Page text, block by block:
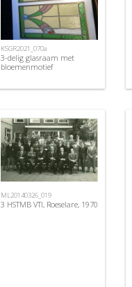
KSGR2021_070a
3-delig glasraam met
bloemenmotief
ML20140326_019
3 HSTMB VTI, Roeselare, 1970